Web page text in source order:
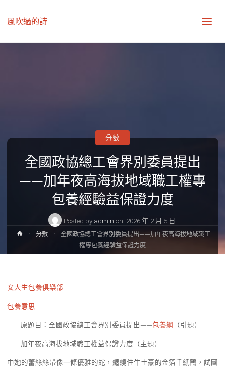
風吹過的詩
全國政協總工會界別委員提出
——加年夜高海拔地域職工權專
包養經驗益保證力度
Posted by admin on 2026 年 2 月 5 日
分數
Home分數
全國政協總工會界別委員提出——加年夜高海拔地域職工
權專包養經驗益保證力度
女大生包養俱樂部
包養意思
原題目：全國政協總工會界別委員提出——包養網 （引題）
加年夜高海拔地域職工權益保證力度（主題）
中她的蕾絲絲帶像一條優雅的蛇，纏繞住牛土豪的金箔千紙鶴，試圖